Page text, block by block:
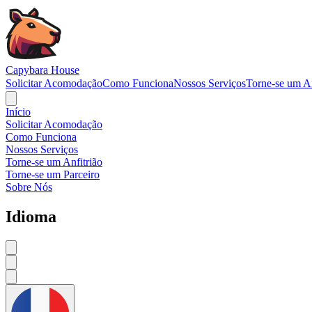
Navigated to Capybara House - Request Accommodation
Capybara House
Solicitar AcomodaçãoComo FuncionaNossos ServiçosTorne-se um
Início
Solicitar Acomodação
Como Funciona
Nossos Serviços
Torne-se um Anfitrião
Torne-se um Parceiro
Sobre Nós
Idioma